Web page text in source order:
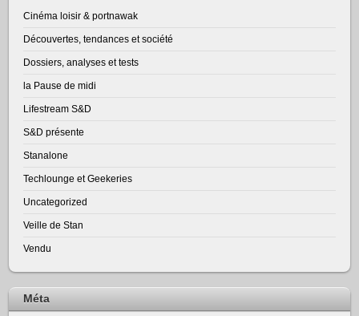
Cinéma loisir & portnawak
Découvertes, tendances et société
Dossiers, analyses et tests
la Pause de midi
Lifestream S&D
S&D présente
Stanalone
Techlounge et Geekeries
Uncategorized
Veille de Stan
Vendu
Méta